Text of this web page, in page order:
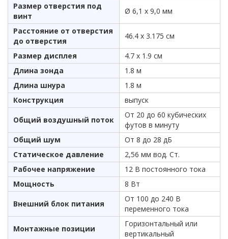
Размер отверстия под
винт
Ø 6,1 x 9,0 мм
Расстояние от отверстия
до отверстия
46.4 x 3.175 см
Размер дисплея
4.7 x 1.9 см
Длина зонда
1.8 м
Длина шнура
1.8 м
Конструкция
выпуск
Общий воздушный поток
От 20 до 60 кубических
футов в минуту
Общий шум
От 8 до 28 дБ
Статическое давление
2,56 мм вод. Ст.
Рабочее напряжение
12 В постоянного тока
Мощность
8 Вт
Внешний блок питания
От 100 до 240 В
переменного тока
Монтажные позиции
Горизонтальный или
вертикальный